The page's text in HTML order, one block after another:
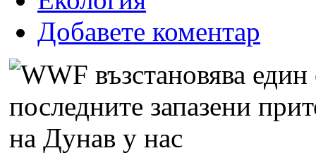
Добавете коментар